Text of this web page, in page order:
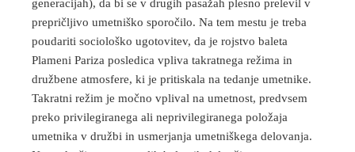
generacijah), da bi se v drugih pasažah plesno prelevil v
prepričljivo umetniško sporočilo. Na tem mestu je treba
poudariti sociološko ugotovitev, da je rojstvo baleta
Plameni Pariza posledica vpliva takratnega režima in
družbene atmosfere, ki je pritiskala na tedanje umetnike.
Takratni režim je močno vplival na umetnost, predvsem
preko privilegiranega ali neprivilegiranega položaja
umetnika v družbi in usmerjanja umetniškega delovanja.